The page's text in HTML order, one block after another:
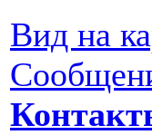
Вид на